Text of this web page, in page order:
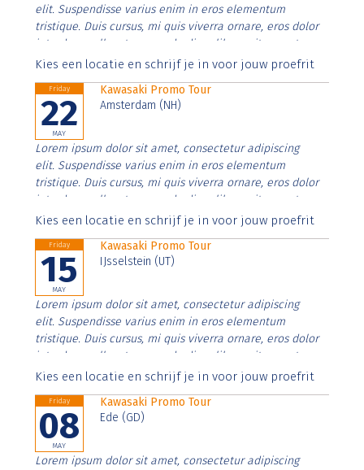
elit. Suspendisse varius enim in eros elementum
tristique. Duis cursus, mi quis viverra ornare, eros dolor
interdum nulla, ut commodo diam libero vitae erat.
Aenean faucibus nibh et justo cursus id rutrum lorem
Kies een locatie en schrijf je in voor jouw proefrit
Friday
22
MAY
Kawasaki Promo Tour
Amsterdam (NH)
Lorem ipsum dolor sit amet, consectetur adipiscing
elit. Suspendisse varius enim in eros elementum
tristique. Duis cursus, mi quis viverra ornare, eros dolor
interdum nulla, ut commodo diam libero vitae erat.
Aenean faucibus nibh et justo cursus id rutrum lorem
Kies een locatie en schrijf je in voor jouw proefrit
Friday
15
MAY
Kawasaki Promo Tour
IJsselstein (UT)
Lorem ipsum dolor sit amet, consectetur adipiscing
elit. Suspendisse varius enim in eros elementum
tristique. Duis cursus, mi quis viverra ornare, eros dolor
interdum nulla, ut commodo diam libero vitae erat.
Aenean faucibus nibh et justo cursus id rutrum lorem
Kies een locatie en schrijf je in voor jouw proefrit
Friday
08
MAY
Kawasaki Promo Tour
Ede (GD)
Lorem ipsum dolor sit amet, consectetur adipiscing